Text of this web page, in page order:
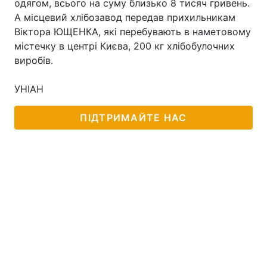
Україна Політика
Економіка Світ
Зброя Інциденти
одягом, всього на суму близько 8 тисяч гривень.
А місцевий хлібозавод передав прихильникам
Віктора ЮЩЕНКА, які перебувають в наметовому
містечку в центрі Києва, 200 кг хлібобулочних
виробів.
УНІАН
ПІДТРИМАЙТЕ НАС